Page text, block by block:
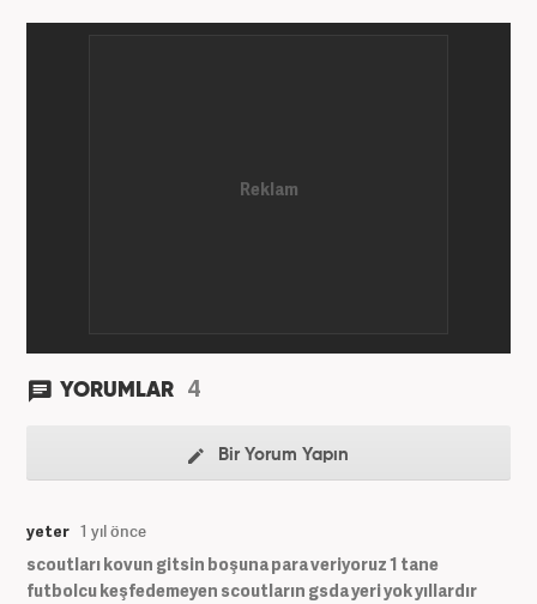
YORUMLAR 4
Bir Yorum Yapın
yeter 1 yıl önce
scoutları kovun gitsin boşuna para veriyoruz 1 tane
futbolcu keşfedemeyen scoutların gsda yeri yok yıllardır